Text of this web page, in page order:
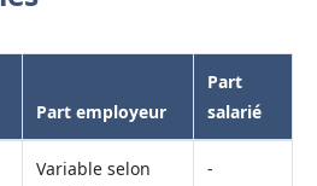
Part employeur
Part
salarié
Variable selon
-